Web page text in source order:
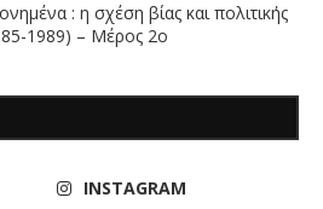
: η σχέση βίας και πολιτικής
1989) – Μέρος 2ο
INSTAGRAM